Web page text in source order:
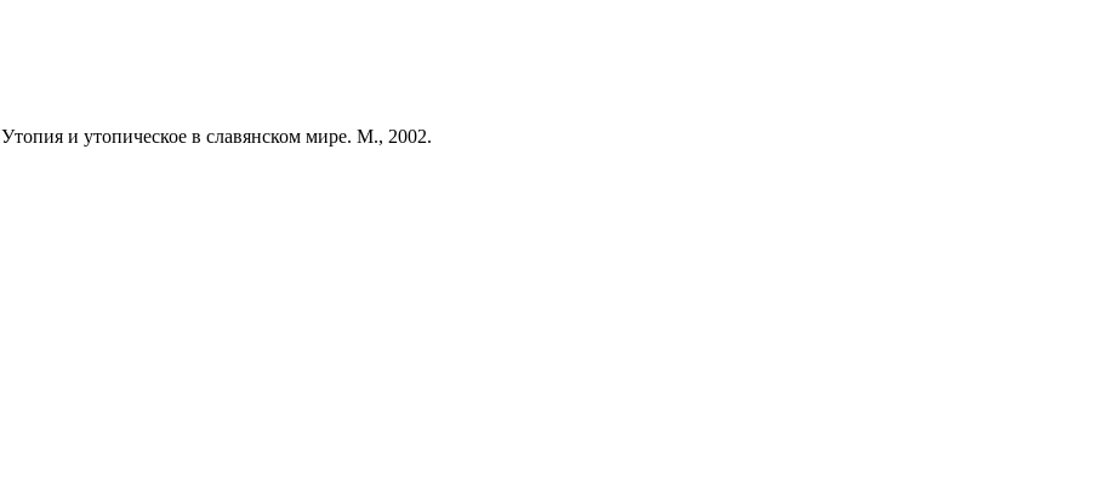
Утопия и утопическое в славянском мире. М., 2002.